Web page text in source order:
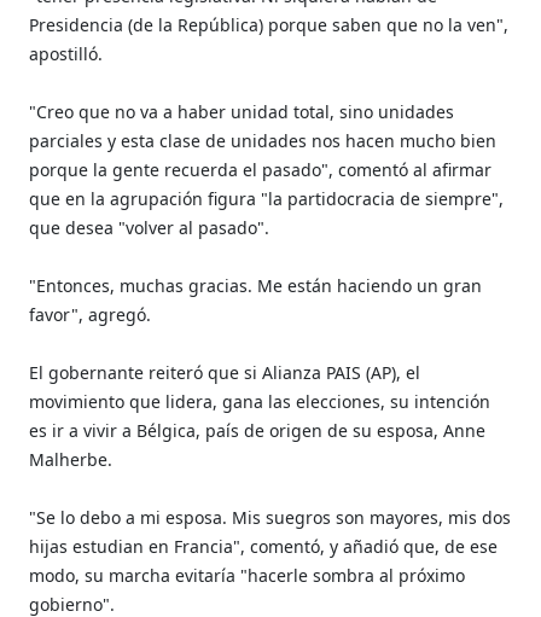
Presidencia (de la República) porque saben que no la ven",
apostilló.
"Creo que no va a haber unidad total, sino unidades
parciales y esta clase de unidades nos hacen mucho bien
porque la gente recuerda el pasado", comentó al afirmar
que en la agrupación figura "la partidocracia de siempre",
que desea "volver al pasado".
"Entonces, muchas gracias. Me están haciendo un gran
favor", agregó.
El gobernante reiteró que si Alianza PAIS (AP), el
movimiento que lidera, gana las elecciones, su intención
es ir a vivir a Bélgica, país de origen de su esposa, Anne
Malherbe.
"Se lo debo a mi esposa. Mis suegros son mayores, mis dos
hijas estudian en Francia", comentó, y añadió que, de ese
modo, su marcha evitaría "hacerle sombra al próximo
gobierno".